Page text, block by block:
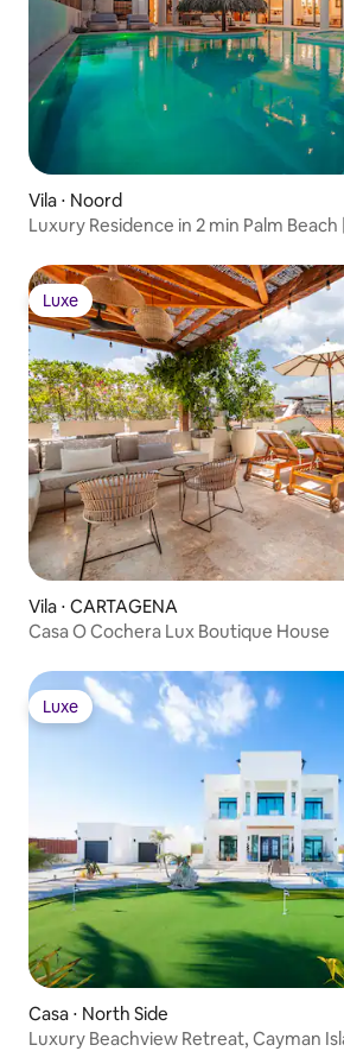
Vila ⋅ Noord
Luxury Residence in 2 min Palm Beach
Luxe
Luxe
Vila ⋅ CARTAGENA
Casa O Cochera Lux Boutique House
Luxe
Luxe
Casa ⋅ North Side
Luxury Beachview Retreat, Cayman